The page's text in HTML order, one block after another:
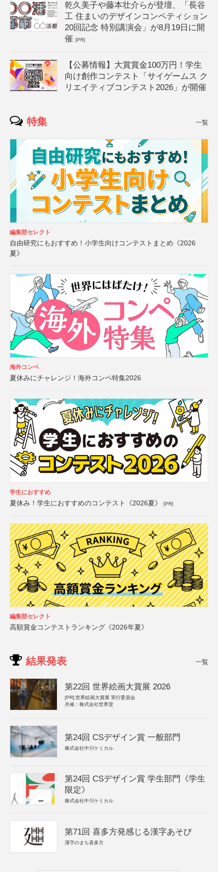
乾久美子や藤本壮介らが登壇、「長谷
工 住まいのデザインコンペティション
20回記念 特別講演会」が8月19日に開
催[PR]
【公募情報】大賞賞金100万円！学生
向け創作コンテスト「サイゲームス ク
リエイティブコンテスト2026」が開催
特集 一覧
編集部セレクト
自由研究にもおすすめ！小学生向けコンテストまとめ《2026
夏》
海外コンペ
夏休みにチャレンジ！海外コンペ特集2026
学生におすすめ
夏休み！学生におすすめのコンテスト《2026夏》 [PR]
編集部セレクト
高額賞金コンテストランキング《2026年夏》
結果発表 一覧
第22回 世界絵画大賞展 2026
[PR] 世界絵画大賞展 実行委員会
共催：株式会社世界堂
第24回 CSデザイン賞 一般部門
株式会社中川ケミカル
第24回 CSデザイン賞 学生部門《学生
限定》
株式会社中川ケミカル
第71回 喜多方発感じる漢字あそび
漢字のまち喜多方